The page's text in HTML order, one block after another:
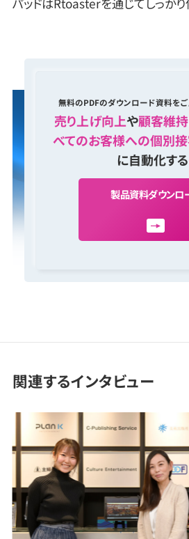
無料のPDFのダウンロード資料をご
売り上げ向上や顧客維持
べてのお客様への個別
に自動化する
製品資料ダウンロ
関連するインタビュー